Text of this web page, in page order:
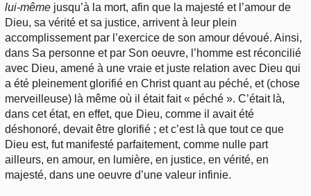
lui-même jusqu’à la mort, afin que la majesté et l’amour de
Dieu, sa vérité et sa justice, arrivent à leur plein
accomplissement par l’exercice de son amour dévoué. Ainsi,
dans Sa personne et par Son oeuvre, l’homme est réconcilié
avec Dieu, amené à une vraie et juste relation avec Dieu qui
a été pleinement glorifié en Christ quant au péché, et (chose
merveilleuse) là même où il était fait « péché ». C’était là,
dans cet état, en effet, que Dieu, comme il avait été
déshonoré, devait être glorifié ; et c’est là que tout ce que
Dieu est, fut manifesté parfaitement, comme nulle part
ailleurs, en amour, en lumière, en justice, en vérité, en
majesté, dans une oeuvre d’une valeur infinie.